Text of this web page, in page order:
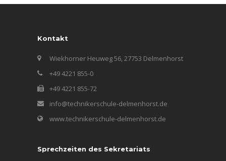
Kontakt
Wiekhorner Heuweg 56, 27753 Delmenhorst
+49 4221 855-0
+49 4221 855-72
info@technikerschule-delmenhorst.de
www.technikerschule-delmenhorst.de
Sprechzeiten des Sekretariats